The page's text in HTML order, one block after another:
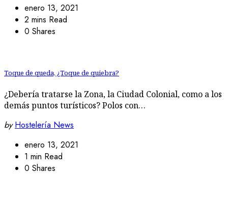
enero 13, 2021
2 mins Read
0 Shares
Toque de queda, ¿Toque de quiebra?
¿Debería tratarse la Zona, la Ciudad Colonial, como a los
demás puntos turísticos? Polos con…
by Hostelería News
enero 13, 2021
1 min Read
0 Shares